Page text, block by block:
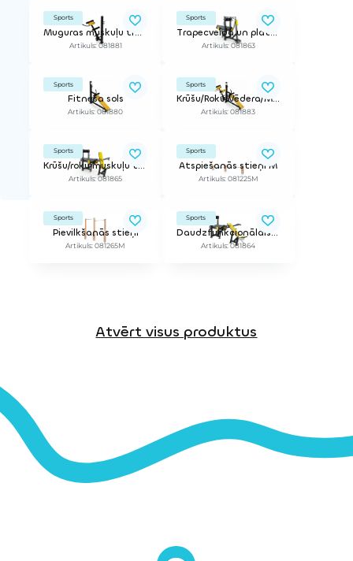
Sports
Muguras muskuļu trenažieris
Artikuls: 081881
Sports
Trapecveida un platā muskuļa trenažieris (regulējams smagums)
Artikuls: 081863
Sports
Fitnesa sols
Artikuls: 081880
Sports
Krūšu/Roku/Vēdera/Muguras muskuļu trenažieris
Artikuls: 081883
Sports
Krūšu/roku muskuļu trenažieris (regulējams smagums)
Artikuls: 081865
Sports
Atspiešanās stieņi M
Artikuls: 081225M
Sports
Pievilkšanās stieņi
Artikuls: 081265M
Sports
Daudzfunkcionālais sols (slīpā leņķī)
Artikuls: 081864
Atvērt visus produktus